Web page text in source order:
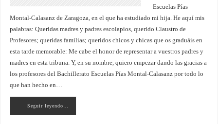
Escuelas Pías
Montal-Calasanz de Zaragoza, en el que ha estudiado mi hija. He aquí mis
palabras: Queridas madres y padres escolapios, querido Claustro de
Profesores; queridas familias; queridos chicos y chicas que os graduáis en
esta tarde memorable: Me cabe el honor de representar a vuestros padres y
madres en esta tribuna. Y, en su nombre, quiero empezar dando las gracias a
los profesores del Bachillerato Escuelas Pías Montal-Calasanz por todo lo
que han hecho en…
Seguir leyendo…